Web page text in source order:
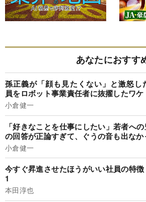
あなたにおすす
孫正義が「顔も見たくない」と激怒し
員をロボット事業責任者に抜擢したワケ
小倉健一
「好きなことを仕事にしたい」若者へ
の回答が正論すぎて、ぐうの音も出なか
小倉健一
今すぐ昇進させたほうがいい社員の特徴
1
本田淳也